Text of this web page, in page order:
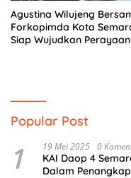
Agustina Wilujeng
Forkopimda Kota
Siap Wujudkan Perayaan
Popular Post
1 19 Mei 2025 0
KAI Daop 4
Dalam